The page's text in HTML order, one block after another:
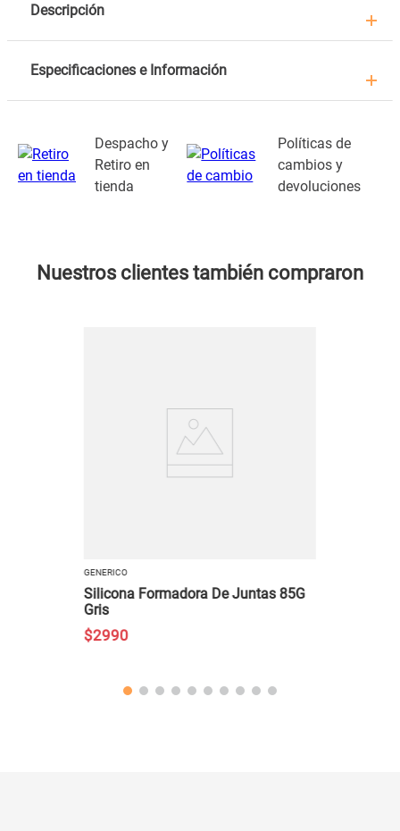
Descripción
Especificaciones e Información
Despacho y
Retiro en
tienda
Políticas de
cambios y
devoluciones
Nuestros clientes también compraron
GENERICO
Silicona Formadora De Juntas 85G
Gris
$2990